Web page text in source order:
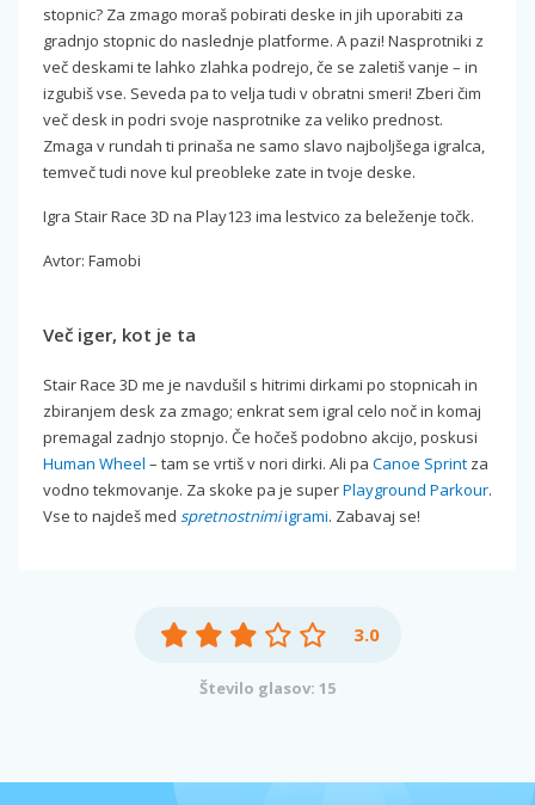
stopnic? Za zmago moraš pobirati deske in jih uporabiti za
gradnjo stopnic do naslednje platforme. A pazi! Nasprotniki z
več deskami te lahko zlahka podrejo, če se zaletiš vanje – in
izgubiš vse. Seveda pa to velja tudi v obratni smeri! Zberi čim
več desk in podri svoje nasprotnike za veliko prednost.
Zmaga v rundah ti prinaša ne samo slavo najboljšega igralca,
temveč tudi nove kul preobleke zate in tvoje deske.
Igra Stair Race 3D na Play123 ima lestvico za beleženje točk.
Avtor: Famobi
Več iger, kot je ta
Stair Race 3D me je navdušil s hitrimi dirkami po stopnicah in
zbiranjem desk za zmago; enkrat sem igral celo noč in komaj
premagal zadnjo stopnjo. Če hočeš podobno akcijo, poskusi
Human Wheel – tam se vrtiš v nori dirki. Ali pa Canoe Sprint za
vodno tekmovanje. Za skoke pa je superPlayground Parkour.
Vse to najdeš med spretnostnimiigrami. Zabavaj se!
3.0
Število glasov: 15